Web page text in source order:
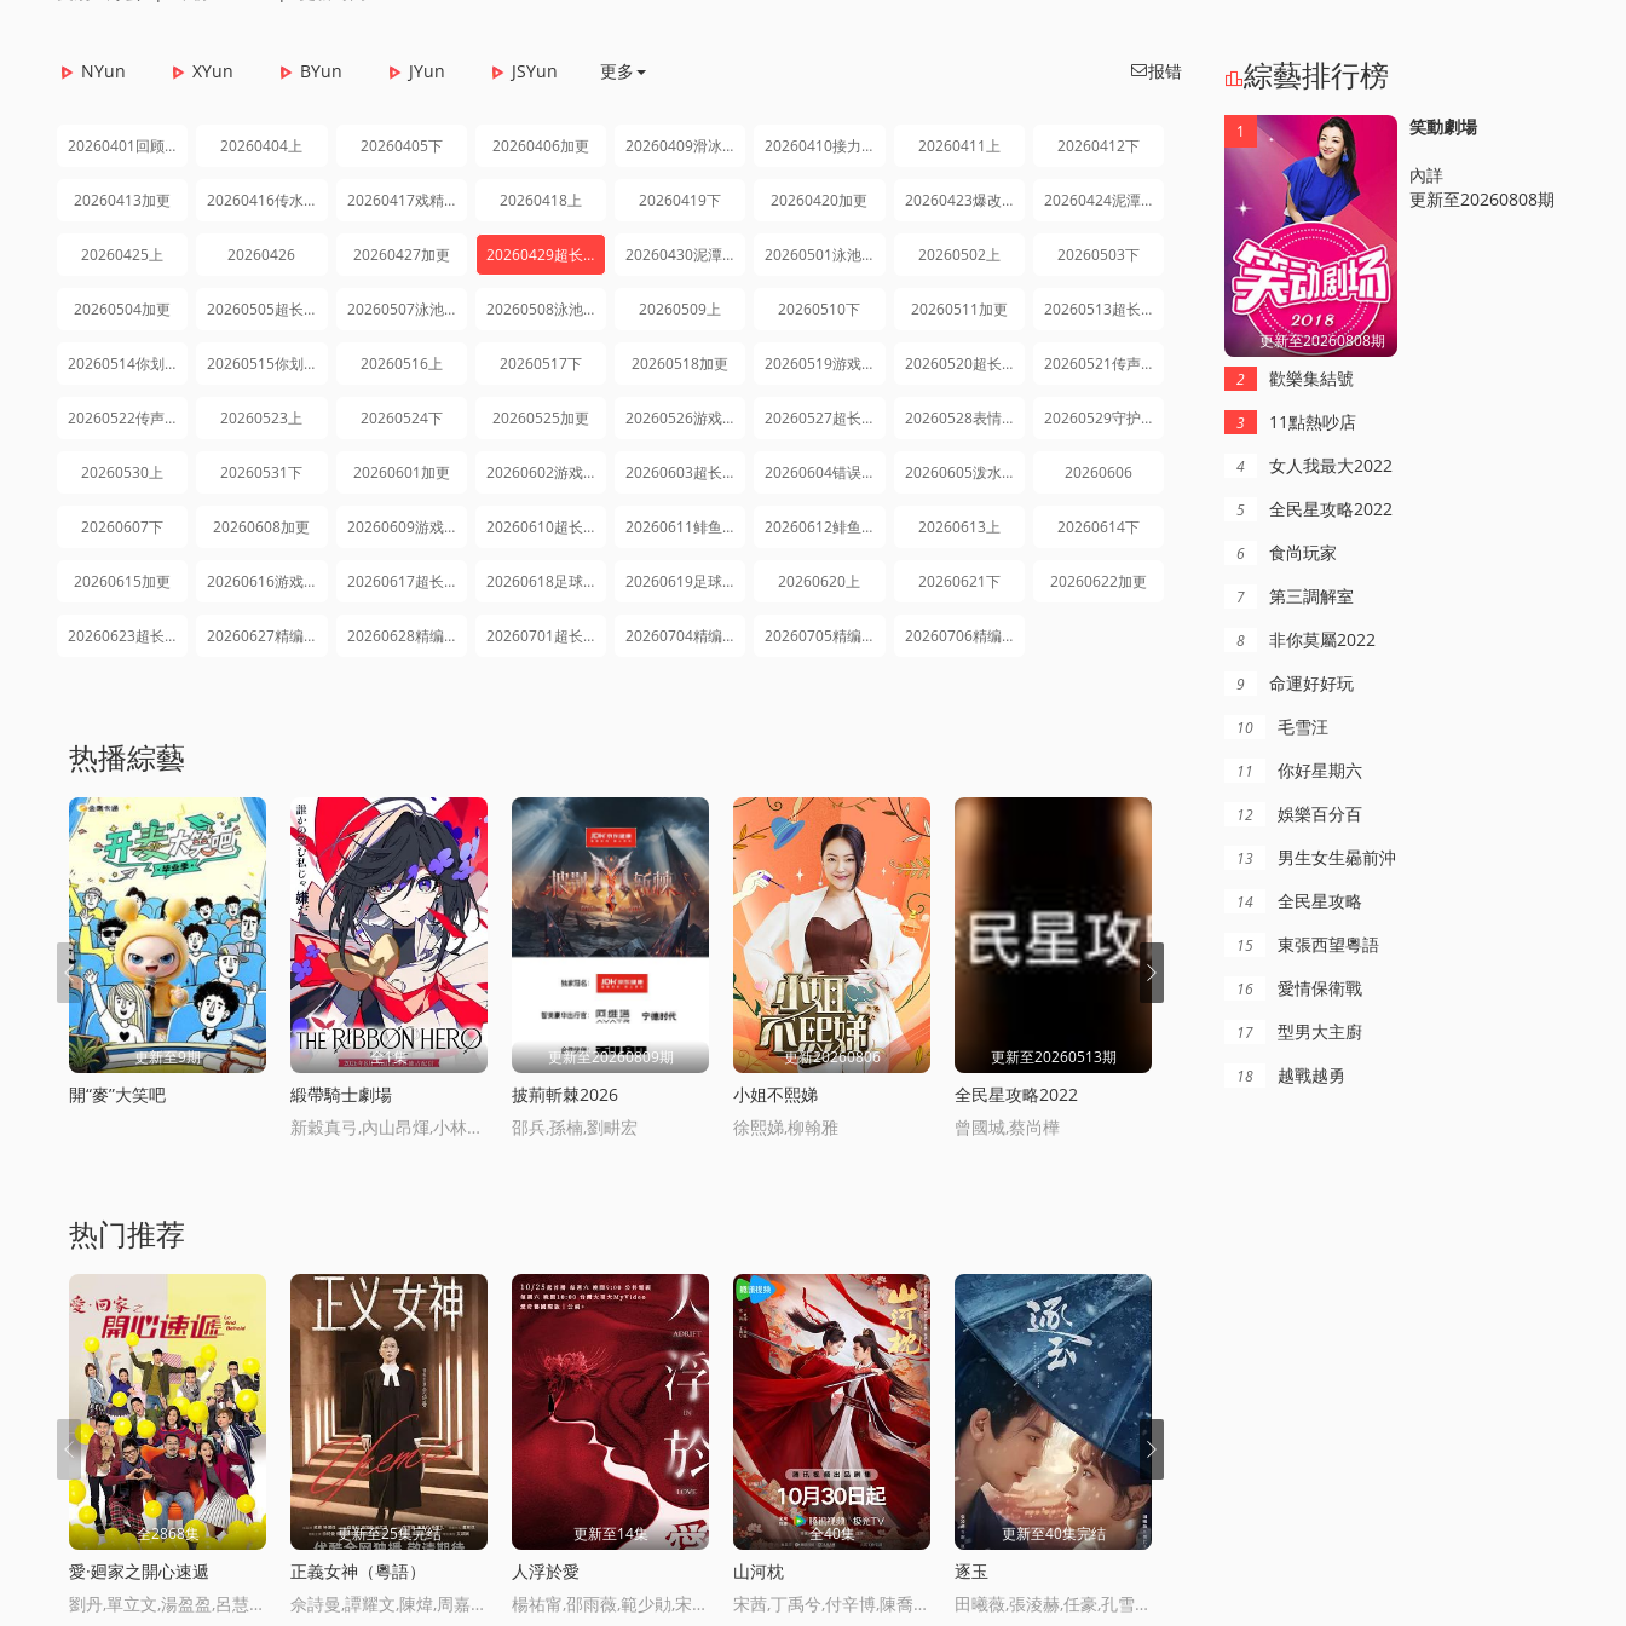
NYun XYun BYun JYun JSYun 更多 报错
20260401回顾特辑 20260404上 20260405下 20260406加更 20260409滑冰特辑 20260410接力合唱特辑 20260411上 20260412下
20260413加更 20260416传水特辑 20260417戏精特辑 20260418上 20260419下 20260420加更 20260423爆改特辑 20260424泥潭特辑
20260425上 20260426 20260427加更 20260429超长花絮 20260430泥潭特辑 20260501泳池特辑 20260502上 20260503下
20260504加更 20260505超长花絮 20260507泳池特辑 20260508泳池特辑 20260509上 20260510下 20260511加更 20260513超长花絮
20260514你划我猜特辑 20260515你划我猜特辑 20260516上 20260517下 20260518加更 20260519游戏纯享 20260520超长花絮 20260521传声筒特辑1
20260522传声筒特辑 20260523上 20260524下 20260525加更 20260526游戏纯享 20260527超长花絮 20260528表情传词特辑 20260529守护物品特辑
20260530上 20260531下 20260601加更 20260602游戏纯享 20260603超长花絮 20260604错误的乘法表特辑 20260605泼水攻防特辑 20260606
20260607下 20260608加更 20260609游戏纯享 20260610超长花絮 20260611鲱鱼特辑 20260612鲱鱼特辑 20260613上 20260614下
20260615加更 20260616游戏纯享 20260617超长花絮 20260618足球特辑 20260619足球特辑 20260620上 20260621下 20260622加更
20260623超长花絮 20260627精编回顾 20260628精编回顾 20260701超长花絮 20260704精编回顾 20260705精编回顾 20260706精编回顾
热播綜藝
更新至9期
開“麥”大笑吧
全1集
緞帶騎士劇場
新穀真弓,內山昂煇,小林星蘭,門倉早彩
更新至20260809期
披荊斬棘2026
邵兵,孫楠,劉畊宏
更新20260806
小姐不熙娣
徐熙娣,柳翰雅
更新至20260513期
全民星攻略2022
曾國城,蔡尚樺
热门推荐
全2868集
愛·廻家之開心速遞
劉丹,單立文,湯盈盈,呂慧儀,羅樂林,馬貫東,囌韻姿,周嘉洛,陳濬霆,吳偉豪
更新至25集完结
正義女神（粵語）
佘詩曼,譚耀文,陳煒,周嘉洛,許紹雄,馬貫東,蔣祖曼,戴祖儀,文頌嫻
更新至14集
人浮於愛
楊祐甯,邵雨薇,範少勛,宋蕓樺,簡嫚書
全40集
山河枕
宋茜,丁禹兮,付辛博,陳喬恩,梁雪峰,曹駿,周潔瓊,周大爲,丁嘉文,李歡,黃日瑩,孫藝甯,馬昊,徐沐嬋,安悅谿,韓雲雲,張天陽,王森,赫雷,馬夢唯,薑卓君,趙詩意,邵偉桐,丁映智,郎鵬,方曉莉,梁睿瓏
更新至40集完结
逐玉
田曦薇,張淩赫,任豪,孔雪兒,鄧凱,李卿,喻鍾黎,劉琳,嚴屹寬,嶽暘,杜淳,譚凱,毛林林,葉祖新,於洋,李建義,田麗,寇佔文,付淼,盧勇,苑冉,王九勝,高卿塵,賈妮,金珈,林沐然,林思意,何昶希,高上淇,李殿尊,琯雲鵬,琯梓淨,張舒淪,李昱唯,曏夏,韓浩天,王亭文,曹晏甯,吳佳峻,楊賀文
綜藝排行榜
更新至20260808期
1 笑動劇場
內詳
更新至20260808期
2 歡樂集結號
3 11點熱吵店
4 女人我最大2022
5 全民星攻略2022
6 食尚玩家
7 第三調解室
8 非你莫屬2022
9 命運好好玩
10 毛雪汪
11 你好星期六
12 娛樂百分百
13 男生女生曏前沖
14 全民星攻略
15 東張西望粵語
16 愛情保衛戰
17 型男大主廚
18 越戰越勇